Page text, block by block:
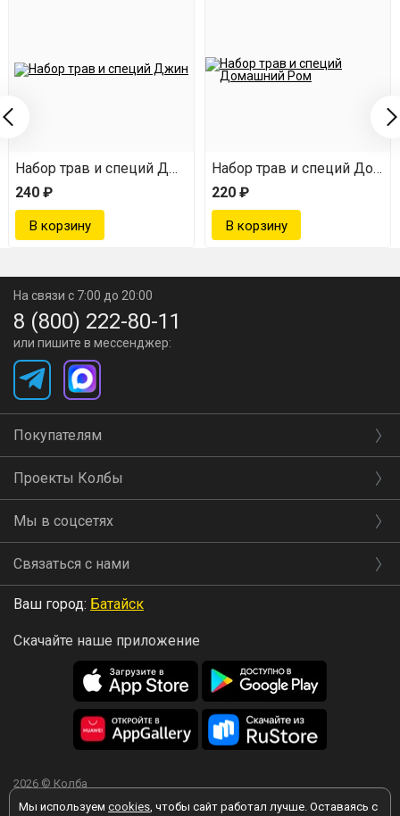
"Хреновуха", которая согреет вашу душу в любой
мороз!
Набор трав и специй Джин
240 ₽
Набор трав и специй
220 ₽
Мы используем cookies, чтобы сайт работал лучше. Оставаясь с
На связи с 7:00 до 20:00
8 (800) 222-80-11
или пишите в мессенджер:
Покупателям
Проекты Колбы
Мы в соцсетях
Связаться с нами
Ваш город: Батайск
Скачайте наше приложение
2026 © Колба